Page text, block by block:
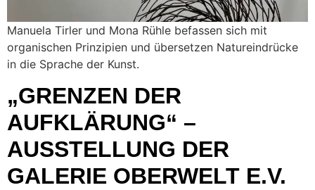
Manuela Tirler und Mona Rühle befassen sich mit
organischen Prinzipien und übersetzen Natureindrücke
in die Sprache der Kunst.
„GRENZEN DER
AUFKLÄRUNG“ –
AUSSTELLUNG DER
GALERIE OBERWELT E.V.